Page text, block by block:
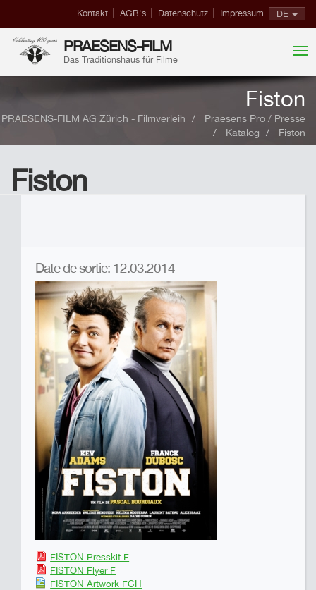
DE
Kontakt AGB's Datenschutz Impressum
PRAESENS-FILM
Das Traditionshaus für Filme
Fiston
PRAESENS-FILM AG Zürich - Filmverleih
Praesens Pro / Presse
Katalog
Fiston
Fiston
Date de sortie: 12.03.2014
FISTON Presskit F
FISTON Flyer F
FISTON Artwork FCH